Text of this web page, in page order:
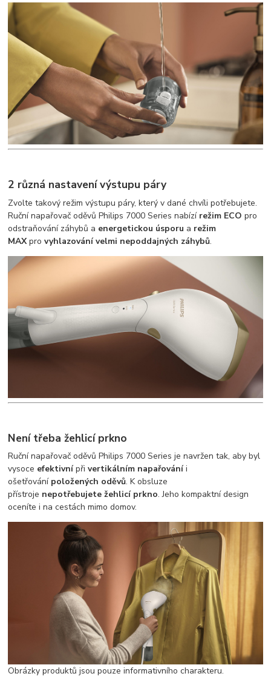
2 různá nastavení výstupu páry
Zvolte takový režim výstupu páry, který v dané chvíli potřebujete.
Ruční napařovač oděvů Philips 7000 Series nabízí režim ECO pro
odstraňování záhybů a energetickou úsporu a režim
MAXprovyhlazování velmi nepoddajných záhybů.
Není třeba žehlicí prkno
Ruční napařovač oděvů Philips 7000 Series je navržen tak, aby byl
vysoce efektivnípřivertikálním napařováníi
ošetřování položených oděvů. K obsluze
přístroje nepotřebujete žehlicí prkno. Jeho kompaktní design
oceníte i na cestách mimo domov.
Obrázky produktů jsou pouze informativního charakteru.